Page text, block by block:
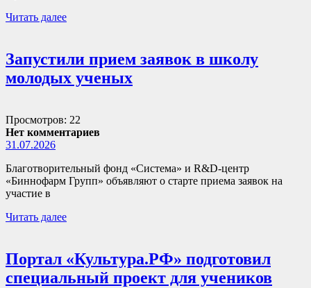
Читать далее
Запустили прием заявок в школу
молодых ученых
Просмотров: 22
Нет комментариев
31.07.2026
Благотворительный фонд «Система» и R&D-центр
«Биннофарм Групп» объявляют о старте приема заявок на
участие в
Читать далее
Портал «Культура.РФ» подготовил
специальный проект для учеников